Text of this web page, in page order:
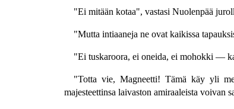
"Ei mitään kotaa", vastasi Nuolenpää
"Mutta intiaaneja ne ovat kaikissa
"Ei tuskaroora, ei oneida, ei mohokki —
"Totta vie, Magneetti! Tämä käy yli
majesteettinsa laivaston amiraaleista voivan